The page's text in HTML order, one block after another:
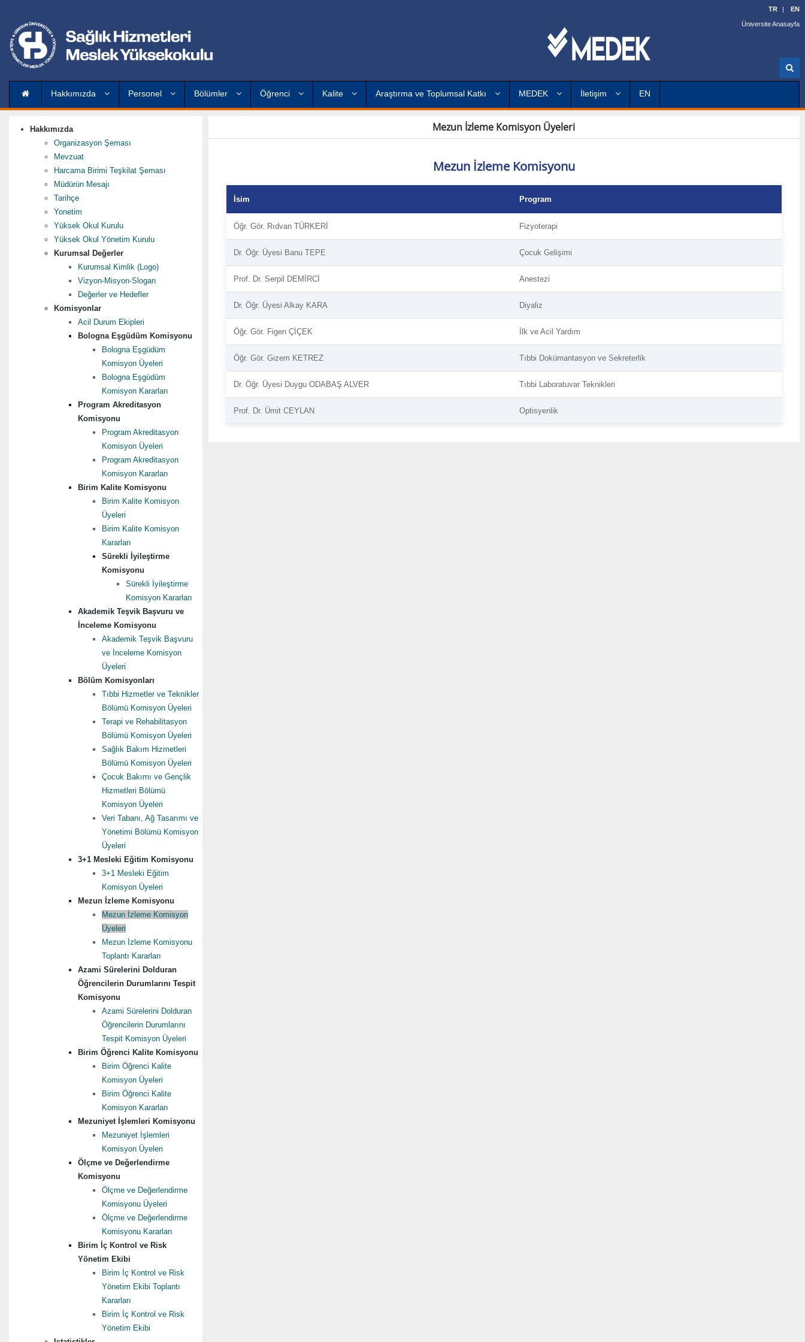
TR EN
Üniversite Anasayfa
r
Hakkımızda Personel Bölümler Öğrenci Kalite Araştırma ve Toplumsal Katkı MEDEK İletişim EN
Hakkımızda
Organizasyon Şeması
Mevzuat
Harcama Birimi Teşkilat Şeması
Müdürün Mesajı
Tarihçe
Yonetim
Yüksek Okul Kurulu
Yüksek Okul Yönetim Kurulu
Kurumsal Değerler
Kurumsal Kimlik (Logo)
Vizyon-Misyon-Slogan
Değerler ve Hedefler
Komisyonlar
Acil Durum Ekipleri
Bologna Eşgüdüm Komisyonu
Bologna Eşgüdüm
Komisyon Üyeleri
Bologna Eşgüdüm
Komisyon Kararları
Program Akreditasyon
Komisyonu
Program Akreditasyon
Komisyon Üyeleri
Program Akreditasyon
Komisyon Kararları
Birim Kalite Komisyonu
Birim Kalite Komisyon
Üyeleri
Birim Kalite Komisyon
Kararları
Sürekli İyileştirme
Komisyonu
Sürekli İyileştirme
Komisyon Kararları
Akademik Teşvik Başvuru ve
İnceleme Komisyonu
Akademik Teşvik Başvuru
ve İnceleme Komisyon
Üyeleri
Bölüm Komisyonları
Tıbbi Hizmetler ve Teknikler
Bölümü Komisyon Üyeleri
Terapi ve Rehabilitasyon
Bölümü Komisyon Üyeleri
Sağlık Bakım Hizmetleri
Bölümü Komisyon Üyeleri
Çocuk Bakımı ve Gençlik
Hizmetleri Bölümü
Komisyon Üyeleri
Veri Tabanı, Ağ Tasarımı ve
Yönetimi Bölümü Komisyon
Üyeleri
3+1 Mesleki Eğitim Komisyonu
3+1 Mesleki Eğitim
Komisyon Üyeleri
Mezun İzleme Komisyonu
Mezun İzleme Komisyon
Üyeleri
Mezun İzleme Komisyonu
Toplantı Kararları
Azami Sürelerini Dolduran
Öğrencilerin Durumlarını Tespit
Komisyonu
Azami Sürelerini Dolduran
Öğrencilerin Durumlarını
Tespit Komisyon Üyeleri
Birim Öğrenci Kalite Komisyonu
Birim Öğrenci Kalite
Komisyon Üyeleri
Birim Öğrenci Kalite
Komisyon Kararları
Mezuniyet İşlemleri Komisyonu
Mezuniyet İşlemleri
Komisyon Üyeleri
Ölçme ve Değerlendirme
Komisyonu
Ölçme ve Değerlendirme
Komisyonu Üyeleri
Ölçme ve Değerlendirme
Komisyonu Kararları
Birim İç Kontrol ve Risk
Yönetim Ekibi
Birim İç Kontrol ve Risk
Yönetim Ekibi Toplantı
Kararları
Birim İç Kontrol ve Risk
Yönetim Ekibi
Mezun İzleme Komisyon Üyeleri
Mezun İzleme Komisyonu
İsim Program
Öğr. Gör. Rıdvan TÜRKERİ Fizyoterapi
Dr. Öğr. Üyesi Banu TEPE Çocuk Gelişimi
Prof. Dr. Serpil DEMİRCİ Anestezi
Dr. Öğr. Üyesi Alkay KARA Diyaliz
Öğr. Gör. Figen ÇİÇEK İlk ve Acil Yardım
Öğr. Gör. Gizem KETREZ Tıbbi Dokümantasyon ve Sekreterlik
Dr. Öğr. Üyesi Duygu ODABAŞ ALVER Tıbbi Laboratuvar Teknikleri
Prof. Dr. Ümit CEYLAN Optisyenlik